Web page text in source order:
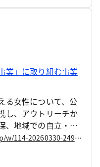
業」に取り組む事業
る女性について、公
し、アウトリーチか
、地域での自立・定
ぎ」を含めたアプロ
の推進に資するこ
害女性等支援事
https://www.my.metro.tokyo.lg.jp/w/114-20260330-249834731